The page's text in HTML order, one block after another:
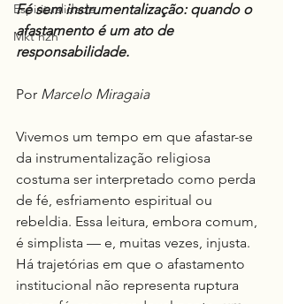
Espiritualidade
Mkt h2h
Fé sem instrumentalização: quando o
afastamento é um ato de
responsabilidade.
Por Marcelo Miragaia
Vivemos um tempo em que afastar-se
da instrumentalização religiosa
costuma ser interpretado como perda
de fé, esfriamento espiritual ou
rebeldia. Essa leitura, embora comum,
é simplista — e, muitas vezes, injusta.
Há trajetórias em que o afastamento
institucional não representa ruptura